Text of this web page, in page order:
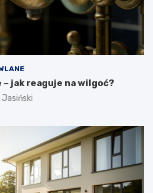
jak reaguje na wilgoć?
Jasiński